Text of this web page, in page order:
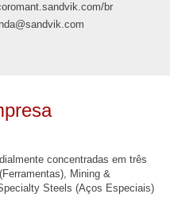
br
concentradas em três
Mining &
Steels (Aços Especiais)